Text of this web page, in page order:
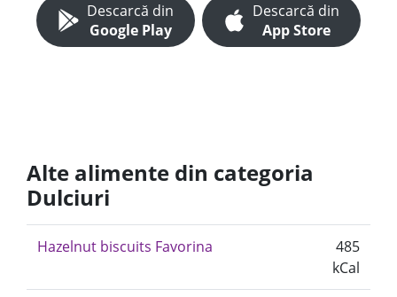
Descarcă din
Google Play
Descarcă din
App Store
Alte alimente din categoria
Dulciuri
Hazelnut biscuits Favorina
485
kCal